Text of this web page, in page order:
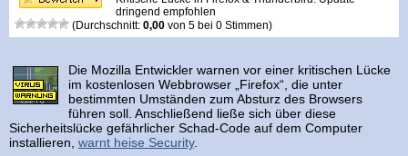
dringend empfohlen
(Durchschnitt: 0,00 von 5 bei 0 Stimmen)
Die Mozilla Entwickler warnen vor einer kritischen Lücke
im kostenlosen Webbrowser „Firefox“, die unter
bestimmten Umständen zum Absturz des Browsers
führen soll. Anschließend ließe sich über diese
Sicherheitslücke gefährlicher Schad-Code auf dem Computer
installieren, warnt heise Security.